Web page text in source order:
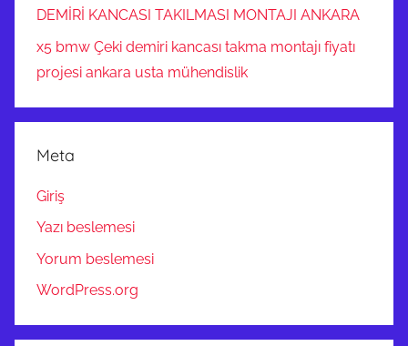
DEMİRİ KANCASI TAKILMASI MONTAJI ANKARA
x5 bmw Çeki demiri kancası takma montajı fiyatı
projesi ankara usta mühendislik
Meta
Giriş
Yazı beslemesi
Yorum beslemesi
WordPress.org